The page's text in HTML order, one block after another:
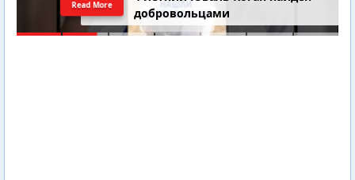
добровольцами
Read More